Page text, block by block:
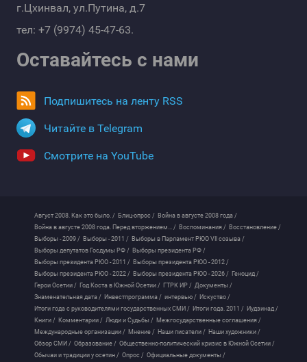
г.Цхинвал, ул.Путина, д.7
тел: +7 (9974) 45-47-63.
Оставайтесь с нами
Подпишитесь на ленту RSS
Читайте в Telegram
Смотрите на YouTube
Август 2008. Как это было. / Блиц-опрос / Война в августе 2008 года /
Война в августе 2008 года. Перед вторжением... / Воспоминания / Восстановление /
Выборы - 2009 / Выборы - 2011 / Выборы в Парламент РЮО VII созыва /
Выборы депутатов Госдумы РФ / Выборы президента РФ /
Выборы президента РЮО - 2011 / Выборы президента РЮО - 2012 /
Выборы президента РЮО - 2022 / Выборы президента РЮО - 2026 / Геноцид /
Герои Осетии / Год Коста в Южной Осетии / ГТРК ИР / Документы /
Знаменательная дата / Инвестпрограмма / интервью / Искуство /
Итоги года с руководителями государственных СМИ / Итоги года. 2011 / Иудзинад /
Книги / Комментарии / Люди и Судьбы / Межгосударственные соглашения /
Международные организации / Мнение / Наши писатели / Наши художники /
Обзор СМИ / Образование / Общественно-политический кризис в Южной Осетии /
Обычаи и традиции у осетин / Опрос / Официальные документы /